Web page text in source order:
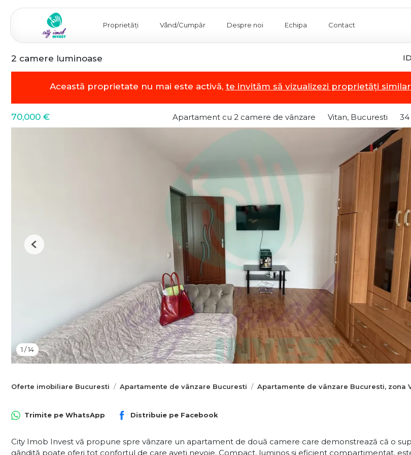
Proprietăți Vând/Cumpăr Despre noi Echipa Contact
2 camere luminoase
Această proprietate nu mai este activă, te invităm să vizualizezi proprietăți
70,000 € Apartament cu 2 camere de vânzare Vitan, Bucuresti
1 /14
Previous
Oferte imobiliare Bucuresti Apartamente de vânzare Bucuresti Apartamente de vânzare Bucuresti, zona
Trimite pe WhatsApp Distribuie pe Facebook
City Imob Invest vă propune spre vânzare un apartament de două camere care demonstrează că o
gândită poate oferi tot confortul de care aveți nevoie. Compact, luminos și eficient compartimentat,